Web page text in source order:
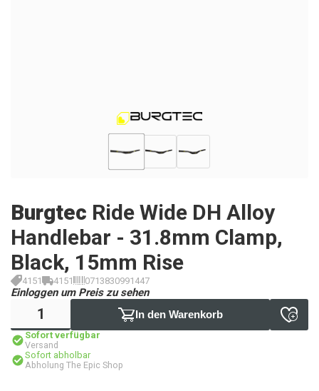
Burgtec Ride Wide DH Alloy
Handlebar - 31.8mm Clamp,
Black, 15mm Rise
4151 4151 0713830991447
Einloggen um Preis zu sehen
In den Warenkorb
Sofort verfügbar
Versand
Sofort abholbar
Abholung The Epic Shop